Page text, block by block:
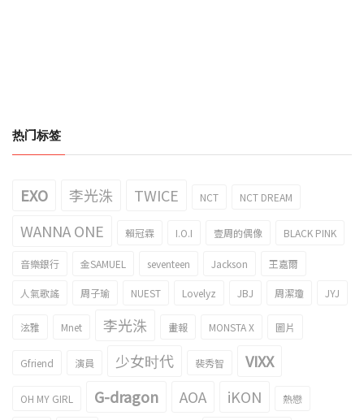
热门标签
EXO 李光洙 TWICE NCT NCT DREAM
WANNA ONE 賴冠霖 I.O.I 壹周的偶像 BLACK PINK
音樂銀行 金SAMUEL seventeen Jackson 王嘉爾
人氣歌謠 周子瑜 NUEST Lovelyz JBJ 周潔瓊 JYJ
泫雅 Mnet 李光洙 畫報 MONSTA X 圖片
Gfriend 演員 少女时代 裴秀智 VIXX
OH MY GIRL G-dragon AOA iKON 熱戀